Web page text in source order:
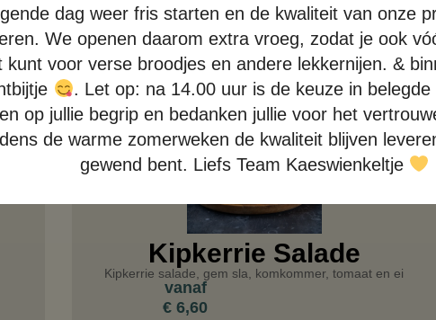
Kipkerrie Salade
Kipkerrie salade, gem sla, komkommer, tomaat en ei
vanaf
€ 6,60
dag weer fris starten en de kwaliteit van onze
We openen daarom extra vroeg, zodat je ook
kunt voor verse broodjes en andere lekkernijen. &
. Let op: na 14.00 uur is de keuze in
op jullie begrip en bedanken jullie voor het
de warme zomerweken de kwaliteit blijven
gewend bent. Liefs Team Kaeswienkeltje